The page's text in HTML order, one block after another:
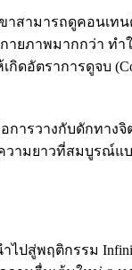
สามารถดูคอนเท
ยภาพมากกว่า ท
อัตราการดูจบ
วางกับดักทางจิต
ความยาวที่สมบูร
สู่พฤติกรรม